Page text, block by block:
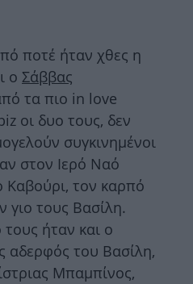
ποτέ ήταν χθες η
ο Σάββας
τα πιο in love
οι δυο τους, δεν
συγκινημένοι
στον Ιερό Ναό
Καβούρι, τον καρπό
γιο τους Βασίλη.
ήταν και ο
αδερφός του Βασίλη,
Μπαμπίνος,